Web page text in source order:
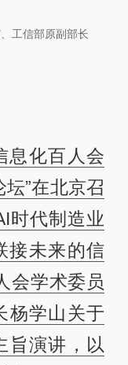
工信部原副部长
息化百人会
”在北京召
时代制造业
未来的信
会学术委员
杨学山关于
旨演讲，以